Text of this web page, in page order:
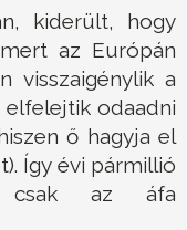
kiderült, hogy
az Európán
visszaigénylik a
odaadni
ő hagyja el
Így évi pármillió
csak az áfa